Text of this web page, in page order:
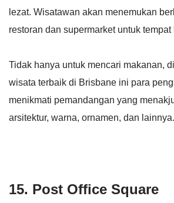
lezat. Wisatawan akan menemukan
restoran dan supermarket untuk tempat
Tidak hanya untuk mencari makanan,
wisata terbaik di Brisbane ini para
menikmati pemandangan yang
arsitektur, warna, ornamen, dan lainnya.
15. Post Office Square